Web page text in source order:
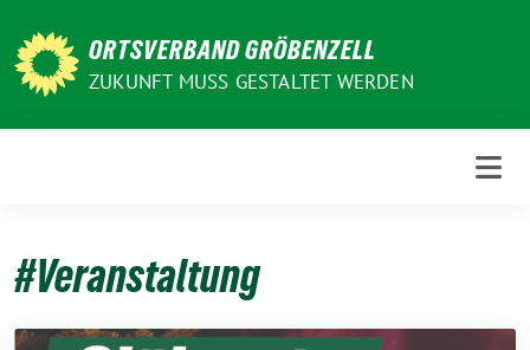
zum
Inhalt
ORTSVERBAND GRÖBENZELL
ZUKUNFT MUSS GESTALTET WERDEN
#Veranstaltung